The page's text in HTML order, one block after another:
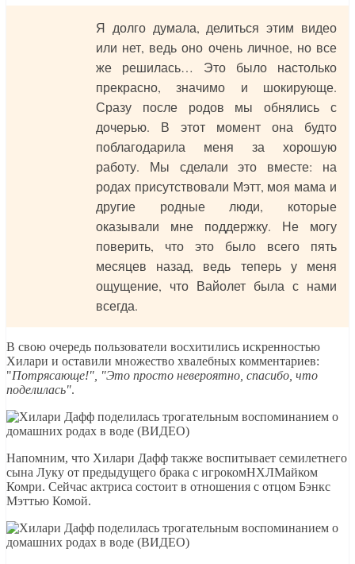
Я долго думала, делиться этим видео
или нет, ведь оно очень личное, но все
же решилась… Это было настолько
прекрасно, значимо и шокирующе.
Сразу после родов мы обнялись с
дочерью. В этот момент она будто
поблагодарила меня за хорошую
работу. Мы сделали это вместе: на
родах присутствовали Мэтт, моя мама и
другие родные люди, которые
оказывали мне поддержку. Не могу
поверить, что это было всего пять
месяцев назад, ведь теперь у меня
ощущение, что Вайолет была с нами
всегда.
В свою очередь пользователи восхитились искренностью
Хилари и оставили множество хвалебных комментариев:
"Потрясающе!", "Это просто невероятно, спасибо, что
поделилась".
Напомним, что Хилари Дафф также воспитывает семилетнего
сына Луку от предыдущего брака с игрокомНХЛМайком
Комри. Сейчас актриса состоит в отношения с отцом Бэнкс
Мэттью Комой.